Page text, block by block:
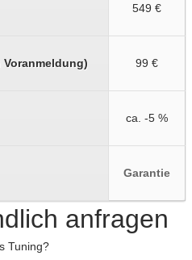
549 €
99 €
ca. -5 %
Garantie
anfragen
Tuning?